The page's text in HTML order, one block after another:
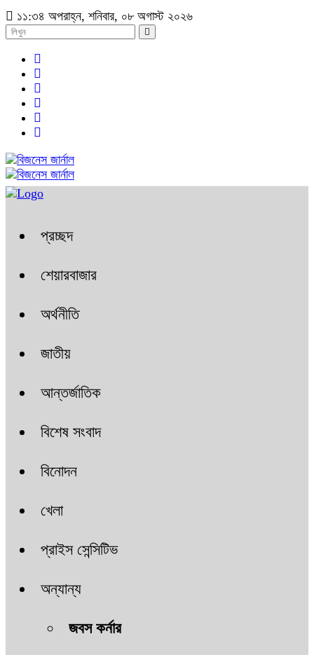
১১:৩৪ অপরাহ্ন, শনিবার, ০৮ অগাস্ট ২০২৬
প্রচ্ছদ
শেয়ারবাজার
অর্থনীতি
জাতীয়
আন্তর্জাতিক
বিশেষ সংবাদ
বিনোদন
খেলা
প্রাইস সেন্সিটিভ
অন্যান্য
জবস কর্নার